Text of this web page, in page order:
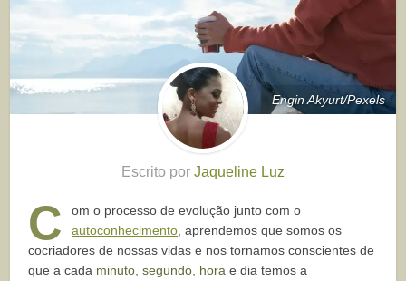
Engin Akyurt/Pexels
Escrito por Jaqueline Luz
C
om o processo de evolução junto com o
autoconhecimento , aprendemos que somos os
cocriadores de nossas vidas e nos tornamos conscientes de
que a cada minuto, segundo, hora e dia temos a